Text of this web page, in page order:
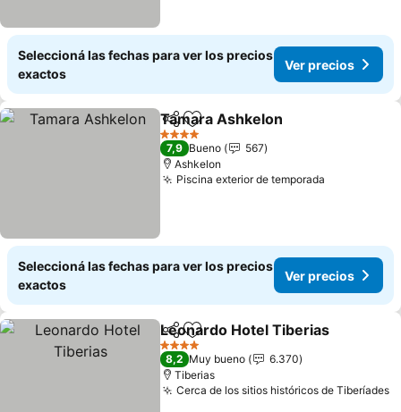
Seleccioná las fechas para ver los precios
exactos
Ver precios
Compartir
Añadir a favoritos
Tamara Ashkelon
4 Estrellas
7,9 Bueno
567
Ashkelon
Piscina exterior de temporada
Seleccioná las fechas para ver los precios
exactos
Ver precios
CompartirAñadir a favoritos
Leonardo Hotel Tiberias
4 Estrellas
8,2 Muy bueno
6.370
Tiberias
Cerca de los sitios históricos de Tiberíades